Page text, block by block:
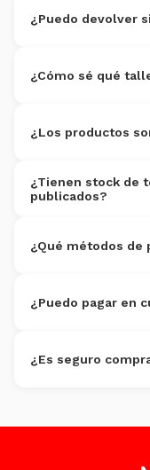
dentro de 30 días.
¿Puedo devolver
por cuenta del
¿Cómo sé qué
WhatsApp al
¿Los productos
¿Tienen stock de
publicados?
¿Qué métodos de
Mercado Pago y
¿Puedo pagar en
¿Es seguro